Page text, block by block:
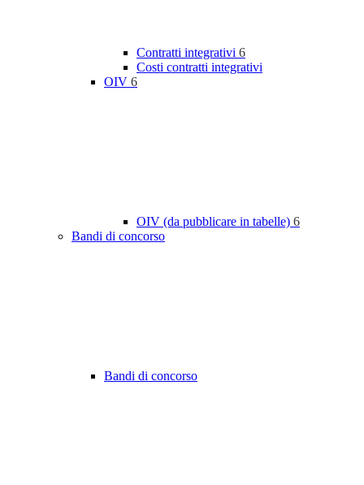
Contratti integrativi 6
Costi contratti integrativi
OIV 6
OIV (da pubblicare in tabelle) 6
Bandi di concorso
Bandi di concorso